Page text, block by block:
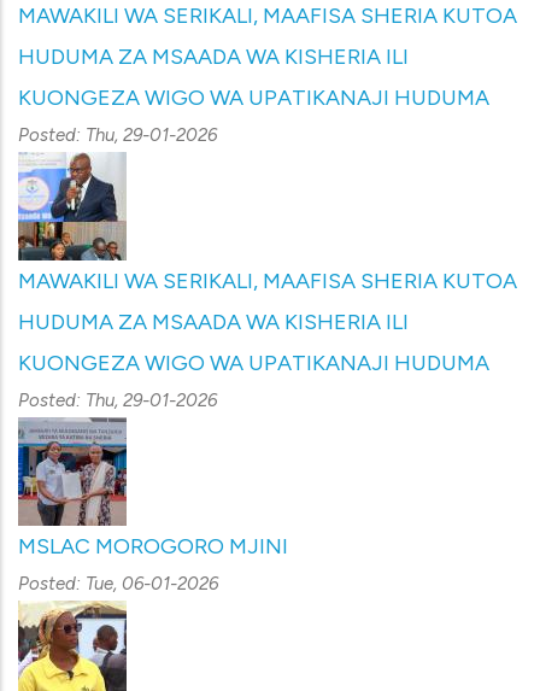
MAWAKILI WA SERIKALI, MAAFISA SHERIA KUTOA
HUDUMA ZA MSAADA WA KISHERIA ILI
KUONGEZA WIGO WA UPATIKANAJI HUDUMA
Posted: Thu, 29-01-2026
MAWAKILI WA SERIKALI, MAAFISA SHERIA KUTOA
HUDUMA ZA MSAADA WA KISHERIA ILI
KUONGEZA WIGO WA UPATIKANAJI HUDUMA
Posted: Thu, 29-01-2026
MSLAC MOROGORO MJINI
Posted: Tue, 06-01-2026